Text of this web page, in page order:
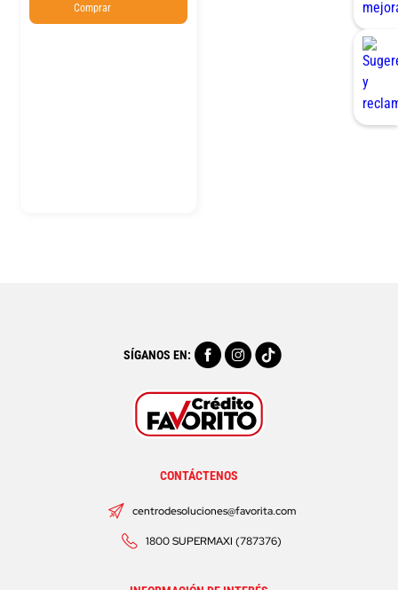
Comprar
SÍGANOS EN:
CONTÁCTENOS
centrodesoluciones@favorita.com
1800 SUPERMAXI (787376)